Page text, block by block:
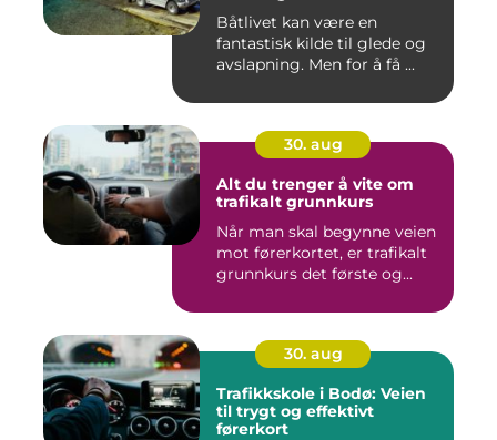
Båtlivet kan være en
fantastisk kilde til glede og
avslapning. Men for å få ...
30. aug
Alt du trenger å vite om
trafikalt grunnkurs
Når man skal begynne veien
mot førerkortet, er trafikalt
grunnkurs det første og...
30. aug
Trafikkskole i Bodø: Veien
til trygt og effektivt
førerkort